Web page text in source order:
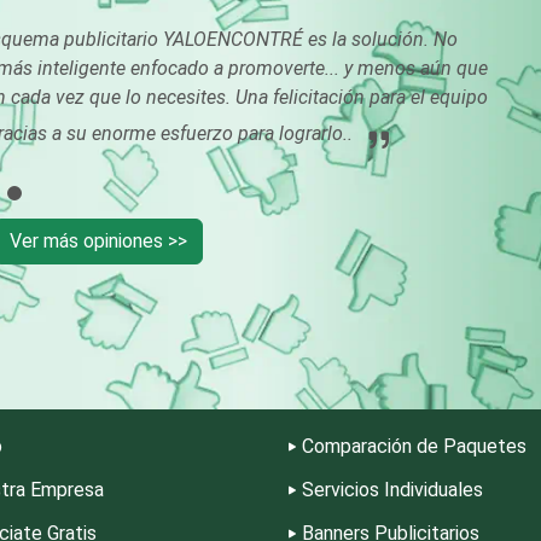
Empresariales
General
Control de Plagas
Conversiones
Automotrices
Cortinas, Persianas y
Alfombras
Cremerías y
Cromadoras Decoración de
Deportes Depósitos
Desarrollo de Software Desperdicios
Edecanes Editores
publicitario YALOENCONTRÉ es la solución. No
inteligente enfocado a promoverte... y menos aún que
vez que lo necesites. Una felicitación para el equipo
a su enorme esfuerzo para lograrlo..
Ver más opiniones >>
Empresa
Gratis
Comparación de Paquetes
Servicios Individuales
Banners Publicitarios